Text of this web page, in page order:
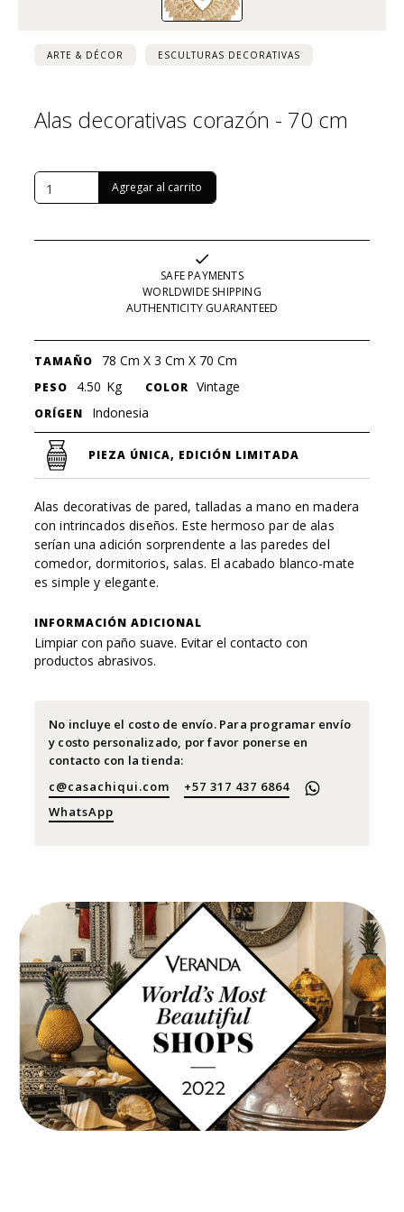
ARTE & DÉCOR ESCULTURAS DECORATIVAS
Alas decorativas corazón - 70 cm
SAFE PAYMENTS
WORLDWIDE SHIPPING
AUTHENTICITY GUARANTEED
TAMAÑO 78 Cm X 3 Cm X 70 Cm
PESO 4.50 Kg COLOR Vintage
ORÍGEN Indonesia
PIEZA ÚNICA, EDICIÓN LIMITADA
Alas decorativas de pared, talladas a mano en madera
con intrincados diseños. Este hermoso par de alas
serían una adición sorprendente a las paredes del
comedor, dormitorios, salas. El acabado blanco-mate
es simple y elegante.
INFORMACIÓN ADICIONAL
Limpiar con paño suave. Evitar el contacto con
productos abrasivos.
No incluye el costo de envío. Para programar envío
y costo personalizado, por favor ponerse en
contacto con la tienda:
c@casachiqui.com
+57 317 437 6864
WhatsApp